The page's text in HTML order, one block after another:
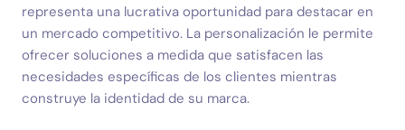
representa una lucrativa oportunidad para destacar en
un mercado competitivo. La personalización le permite
ofrecer soluciones a medida que satisfacen las
necesidades específicas de los clientes mientras
construye la identidad de su marca.